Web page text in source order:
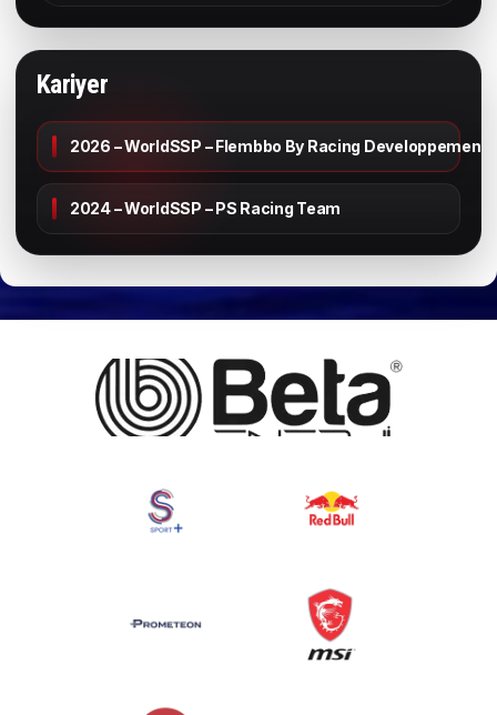
Kariyer
2026 – WorldSSP – Flembbo By Racing Developpement
2024 – WorldSSP – PS Racing Team